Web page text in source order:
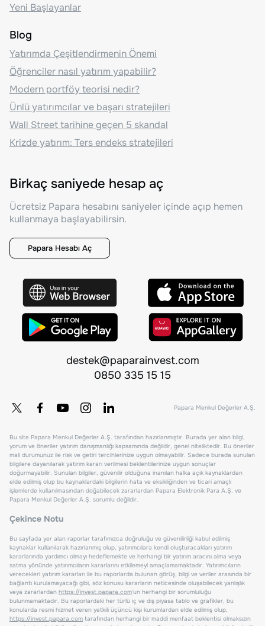
Yeni Başlayanlar
Blog
Yatırımda Çeşitlendirmenin Önemi
Öğrenciler nasıl yatırım yapabilir?
Modern portföy teorisi nedir?
Ünlü yatırımcılar ve başarı stratejileri
Wall Street tarihine geçen 5 skandal
Krizde yatırım: Ters endeks stratejileri
Birkaç saniyede hesap aç
Ücretsiz Papara hesabını saniyeler içinde açıp hemen
kullanmaya başlayabilirsin.
Papara Hesabı Aç
destek@paparainvest.com
0850 335 15 15
Papara Menkul Değerler A.Ş.
Bu site Papara Menkul Değerler A.Ş. tarafından hazırlanmıştır. Burada yer alan bilgi,
yorum ve öneriler yatırım danışmanlığı kapsamında değildir, genel niteliktedir. Bu öneriler
mali durumunuz ile risk ve getiri tercihlerinize uygun olmayabilir. Sadece burada sunulan
bilgilere dayanılarak yatırım kararı verilmesi beklentilerinize uygun sonuçlar
doğurmayabilir. Sunulan bilgiler, güvenilir olduğuna inanılan halka açık kaynaklardan
elde edilmiş olup bu kaynaklardaki bilgilerin hata ve eksikliğinden ve ticari amaçlı
işlemlerde kullanılmasından doğabilecek zararlardan Papara Elektronik Para A.Ş. ve
Papara Menkul Değerler A.Ş. sorumlu değildir.
Çekince Notu
Bu sayfada yer alan raporlar tarafımızca doğruluğu ve güvenilirliği kabul edilmiş
kaynaklar kullanılarak hazırlanmış olup, yatırımcılara kendi oluşturacakları yatırım
kararlarında yardımcı olmayı hedeflemekte ve herhangi bir yatırım aracını alma veya
satma yönünde yatırımcıların kararlarını etkilemeyi amaçlamamaktadır. Yatırımcıların
verecekleri yatırım kararları ile bu raporlarda bulunan görüş, bilgi ve veriler arasında bir
bağlantı kurulamayacağı gibi, söz konusu kararların neticesinde oluşabilecek yanlışlık
veya zararlardan https://invest.papara.com'un herhangi bir sorumluluğu
bulunmamaktadır. Bu raporlardaki her türlü iç ve dış piyasa tablo ve grafikler, bu
konularda resmi hizmet veren yetkili üçüncü kişi kurumlardan elde edilmiş olup,
https://invest.papara.com tarafından herhangi bir maddi menfaat beklentisi olmaksızın